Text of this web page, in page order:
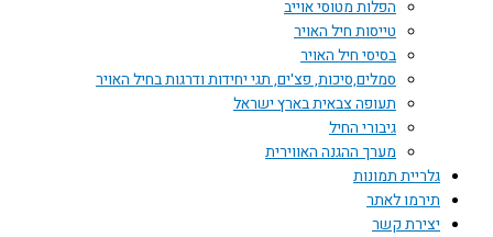
הפלות מטוסי אוייב
טייסות חיל האויר
בסיסי חיל האויר
סמלים,סיכות, פצ'ים, תגי יחידות ודרגות בחיל האויר
תעופה צבאית בארץ ישראל
גיבורי החיל
מערך ההגנה האווירית
גלריית תמונות
תירמו לאתר
יצירת קשר